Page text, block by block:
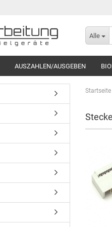
Alle
AUSZAHLEN/AUSGEBEN
Startseite